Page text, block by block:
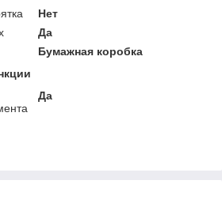
Нет
Да
Бумажная коробка
Да